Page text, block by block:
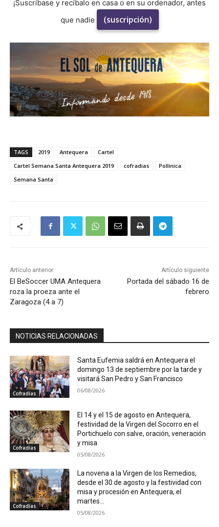
¡Suscríbase y recíbalo en casa o en su ordenador, antes
que nadie
(suscripción)
TAGS 2019 Antequera
Cartel
Cartel Semana Santa Antequera 2019
cofradias
Pollinica
Semana Santa
Artículo anterior
El BeSoccer UMA Antequera
roza la proeza ante el
Zaragoza (4 a 7)
Artículo siguiente
Portada del sábado 16 de
febrero
NOTICIAS RELACIONADAS
Cofradías
Santa Eufemia saldrá en Antequera el
domingo 13 de septiembre por la tarde y
visitará San Pedro y San Francisco
06/08/2026
Cofradías
El 14 y el 15 de agosto en Antequera,
festividad de la Virgen del Socorro en el
Portichuelo con salve, oración, veneración
y misa
05/08/2026
Cofradías
La novena a la Virgen de los Remedios,
desde el 30 de agosto y la festividad con
misa y procesión en Antequera, el
martes...
05/08/2026